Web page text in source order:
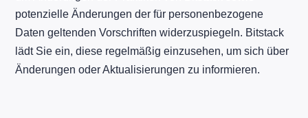
potenzielle Änderungen der für personenbezogene
Daten geltenden Vorschriften widerzuspiegeln. Bitstack
lädt Sie ein, diese regelmäßig einzusehen, um sich über
Änderungen oder Aktualisierungen zu informieren.